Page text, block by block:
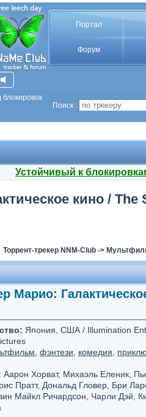
Портал
Форум
Поиск :
Устойчивый к
кино /
Торрент-трекер NNM-Club ->
Марио:
Япония, США / Illumination
фэнтези комедия
Аарон Хорват, Михаэль Еленик,
Пратт, Дональд Гловер, Бри
Майкл Ричардсон, Чарли Дэй,